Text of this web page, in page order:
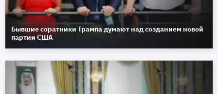
Бывшие соратники Трампа думают над созданием новой
партии США